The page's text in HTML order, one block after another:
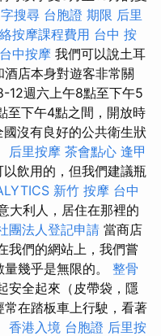
搜尋 台胞證 期限 后里
按摩課程費用 台中 按
台中按摩 我們可以說土耳
店本身對遊客非常關
12週六上午8點至下午5
至下午4點之間，開放時
國沒有良好的公共衛生狀
后里按摩 茶會點心 逢甲
以飲用的，但我們建議瓶
新竹 按摩 台中
大利人，居住在那裡的
團法人登記申請 當商店
我們的網站上，我們嘗
幾乎是無限的。 整骨
安全起來（皮帶袋，隱
在踏板車上行駛，看著
香港入境 台胞證 后里按